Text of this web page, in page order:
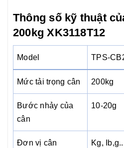
Thông số kỹ thuật
200kg XK3118T12
Model TPS-
Mức tải trọng cân 200kg
Bước nhảy của
cân
10-20g
Đơn vị cân Kg,